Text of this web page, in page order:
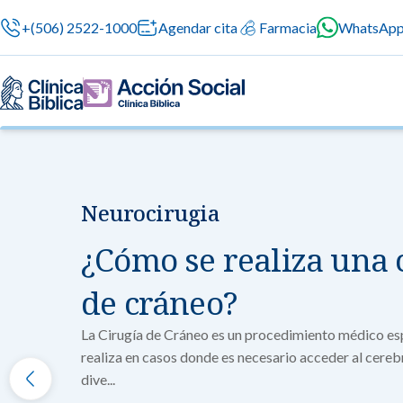
+(506) 2522-1000 Agendar cita Farmacia
Nuestras especialidades
Centros de Excelencia
Contamos
Cuidado integral
Servicios Generales
Servicios 24/7
Servicios Especializados
Servicios
atención
Cirugías
Información para el Paciente
Sobre nosotros
Investigación, Innovación y Docencia
Neurocirugia
¿Cómo se realiza
de cráneo?
La Cirugía de Cráneo es un procedimiento médico
realiza en casos donde es necesario acceder al
dive...